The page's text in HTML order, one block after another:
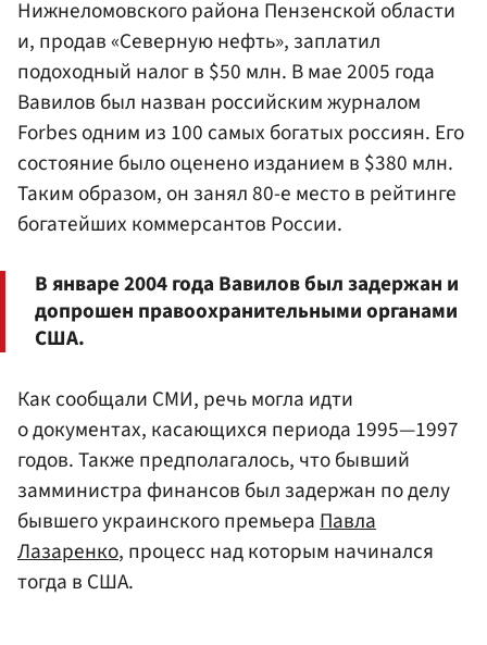
Нижнеломовского района Пензенской области
и, продав «Северную нефть», заплатил
подоходный налог в $50 млн. В мае 2005 года
Вавилов был назван российским журналом
Forbes одним из 100 самых богатых россиян. Его
состояние было оценено изданием в $380 млн.
Таким образом, он занял 80-е место в рейтинге
богатейших коммерсантов России.
В январе 2004 года Вавилов был задержан и
допрошен правоохранительными органами
США.
Как сообщали СМИ, речь могла идти
о документах, касающихся периода 1995—1997
годов. Также предполагалось, что бывший
замминистра финансов был задержан по делу
бывшего украинского премьераПавла
Лазаренко, процесс над которым начинался
тогда в США.